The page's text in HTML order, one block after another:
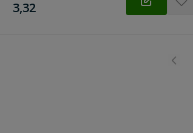
€
3,32